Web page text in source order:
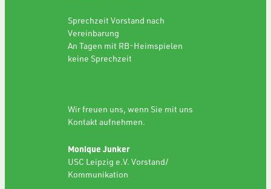
Sprechzeit Vorstand nach
Vereinbarung
An Tagen mit RB-Heimspielen
keine Sprechzeit
Wir freuen uns, wenn Sie mit uns
Kontakt aufnehmen.
Monique Junker
USC Leipzig e.V. Vorstand/
Kommunikation